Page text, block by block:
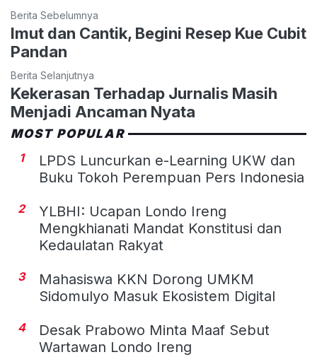
Berita Sebelumnya
Imut dan Cantik, Begini Resep Kue Cubit
Pandan
Berita Selanjutnya
Kekerasan Terhadap Jurnalis Masih
Menjadi Ancaman Nyata
MOST POPULAR
1
LPDS Luncurkan e-Learning UKW dan
Buku Tokoh Perempuan Pers Indonesia
2
YLBHI: Ucapan Londo Ireng
Mengkhianati Mandat Konstitusi dan
Kedaulatan Rakyat
3
Mahasiswa KKN Dorong UMKM
Sidomulyo Masuk Ekosistem Digital
4
Desak Prabowo Minta Maaf Sebut
Wartawan Londo Ireng